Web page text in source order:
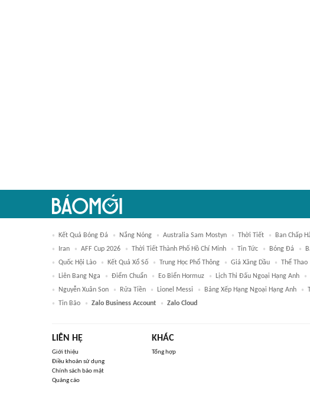
Kết Quả Bóng Đá Nắng Nóng Australia Sam Mostyn Thời Tiết Ban Chấp
Iran
AFF Cup 2026 Thời Tiết Thành Phố Hồ Chí Minh Tin Tức Bóng Đá
Quốc Hội Lào
Kết Quả Xổ Số Trung Học Phổ Thông Giá Xăng Dầu Thể Thao
Liên Bang Nga
Điểm Chuẩn Eo Biển Hormuz Lịch Thi Đấu Ngoại Hạng Anh
Nguyễn Xuân Son
Rửa Tiền Lionel Messi Bảng Xếp Hạng Ngoại Hạng Anh
Tin Bão
Zalo Business Account Zalo Cloud
LIÊN HỆ
Giới thiệu
Điều khoản sử dụng
Chính sách bảo mật
Quảng cáo
KHÁC
Tổng hợp